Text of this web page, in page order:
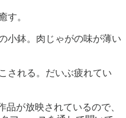
す。
小鉢。肉じゃがの味が薄い
される。だいぶ疲れてい
が放映されているので、